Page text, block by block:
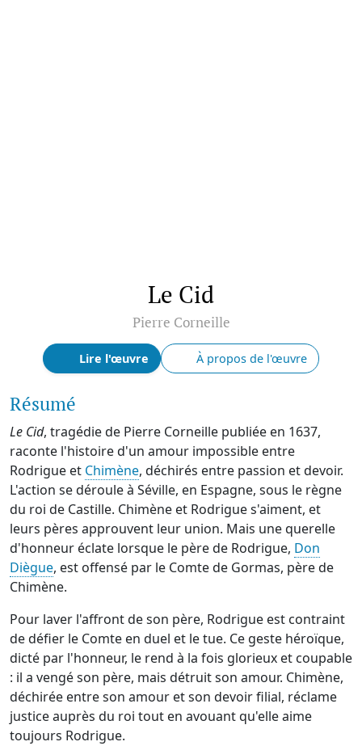
Le Cid
Pierre Corneille
Lire l'œuvre À propos de l'œuvre
Résumé
Le Cid, tragédie de Pierre Corneille publiée en 1637,
raconte l'histoire d'un amour impossible entre
Rodrigue et Chimène, déchirés entre passion et devoir.
L'action se déroule à Séville, en Espagne, sous le règne
du roi de Castille. Chimène et Rodrigue s'aiment, et
leurs pères approuvent leur union. Mais une querelle
d'honneur éclate lorsque le père de Rodrigue, Don
Diègue, est offensé par le Comte de Gormas, père de
Chimène.
Pour laver l'affront de son père, Rodrigue est contraint
de défier le Comte en duel et le tue. Ce geste héroïque,
dicté par l'honneur, le rend à la fois glorieux et coupable
: il a vengé son père, mais détruit son amour. Chimène,
déchirée entre son amour et son devoir filial, réclame
justice auprès du roi tout en avouant qu'elle aime
toujours Rodrigue.